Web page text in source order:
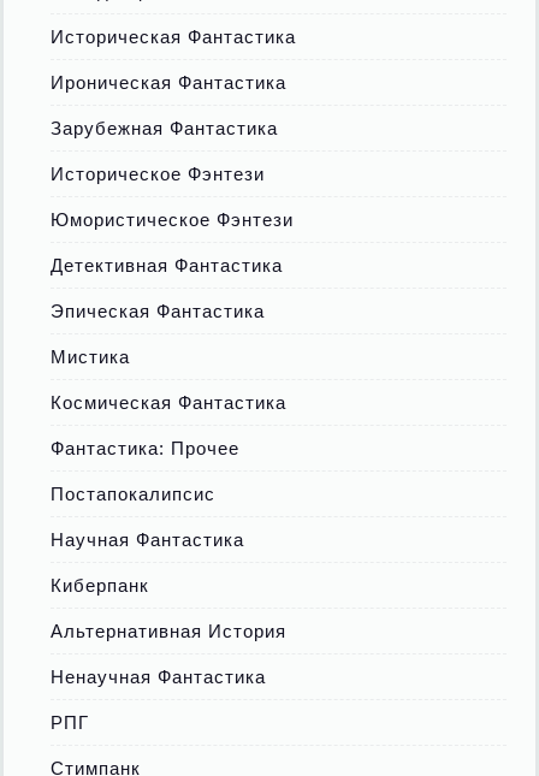
Историческая Фантастика
Ироническая Фантастика
Зарубежная Фантастика
Историческое Фэнтези
Юмористическое Фэнтези
Детективная Фантастика
Эпическая Фантастика
Мистика
Космическая Фантастика
Фантастика: Прочее
Постапокалипсис
Научная Фантастика
Киберпанк
Альтернативная История
Ненаучная Фантастика
РПГ
Стимпанк